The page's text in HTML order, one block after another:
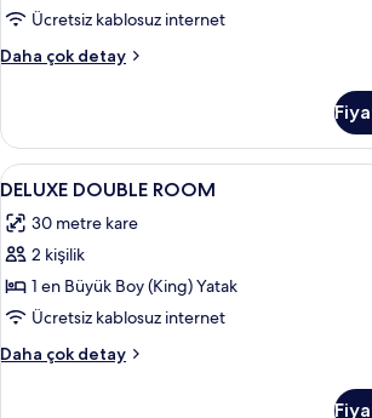
Ücretsiz kablosuz internet
Daha çok detay
Deluxe
daha
fazla
detay
DELUXE
DOUBLE
ROOM
için
tüm
fotoğrafları
görün
Minibar,
7
DELUXE DOUBLE ROOM
30 metre kare
2 kişilik
1 en Büyük Boy (King) Yatak
Ücretsiz kablosuz internet
Daha çok detay
DELUXE